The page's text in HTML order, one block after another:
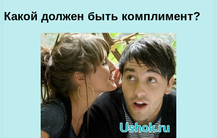
Какой должен быть комплимент?